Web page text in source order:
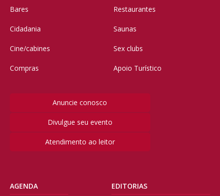
Bares
Cidadania
Cine/cabines
Compras
Restaurantes
Saunas
Sex clubs
Apoio Turístico
Anuncie conosco
Divulgue seu evento
Atendimento ao leitor
AGENDA EDITORIAS